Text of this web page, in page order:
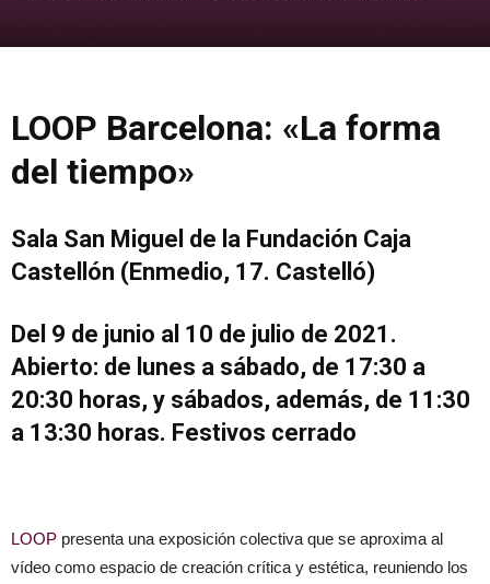
LOOP Barcelona: «La forma
del tiempo»
Sala San Miguel de la Fundación Caja
Castellón (Enmedio, 17. Castelló)
Del 9 de junio al 10 de julio de 2021.
Abierto: de lunes a sábado, de 17:30 a
20:30 horas, y sábados, además, de 11:30
a 13:30 horas. Festivos cerrado
LOOP presenta una exposición colectiva que se aproxima al
vídeo como espacio de creación crítica y estética, reuniendo los